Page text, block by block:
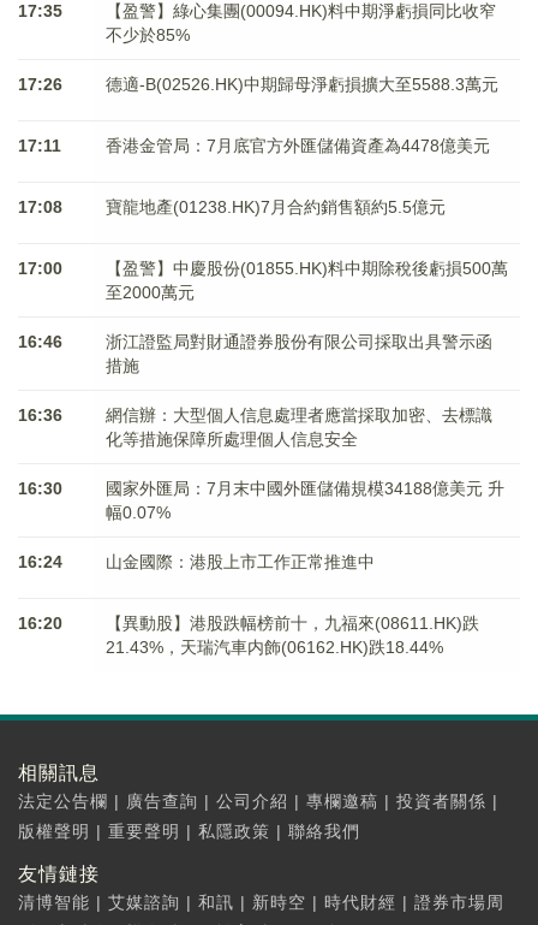
17:35
【盈警】綠心集團(00094.HK)料中期淨虧損同比收窄
不少於85%
17:26 德適-B(02526.HK)中期歸母淨虧損擴大至5588.3萬元
17:11 香港金管局：7月底官方外匯儲備資產為4478億美元
17:08 寶龍地產(01238.HK)7月合約銷售額約5.5億元
17:00
【盈警】中慶股份(01855.HK)料中期除稅後虧損500萬
至2000萬元
16:46
浙江證監局對財通證券股份有限公司採取出具警示函
措施
16:36
網信辦：大型個人信息處理者應當採取加密、去標識
化等措施保障所處理個人信息安全
16:30
國家外匯局：7月末中國外匯儲備規模34188億美元 升
幅0.07%
16:24 山金國際：港股上市工作正常推進中
16:20
【異動股】港股跌幅榜前十，九福來(08611.HK)跌
21.43%，天瑞汽車内飾(06162.HK)跌18.44%
相關訊息
法定公告欄 | 廣告查詢 | 公司介紹 | 專欄邀稿 | 投資者關係 |
版權聲明 | 重要聲明 | 私隱政策 | 聯絡我們
友情鏈接
清博智能 | 艾媒諮詢 | 和訊 | 新時空 | 時代財經 | 證券市場周